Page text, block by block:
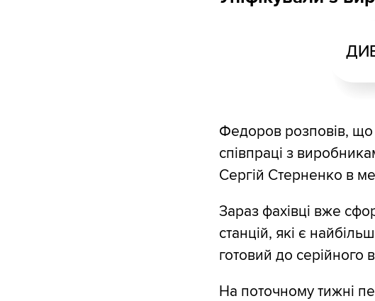
Федоров розповів, що
співпраці з
Сергій Стерненко в
Зараз фахівці вже
станцій, які є
готовий до серійного
На поточному тижні